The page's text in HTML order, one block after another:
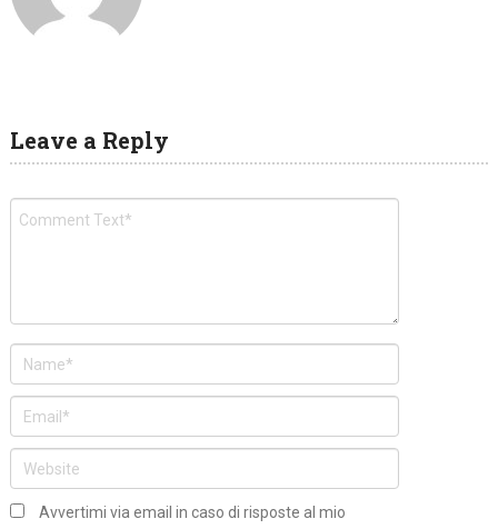
Leave a Reply
Avvertimi via email in caso di risposte al mio